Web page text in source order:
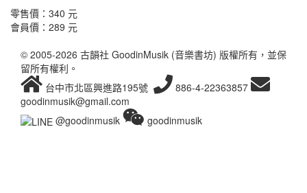
零售價： 340 元
會員價： 289 元
© 2005-2026 古韻社 GoodinMusik (音樂書坊) 版權所有，並保
留所有權利。
台中市北區興進路195號
886-4-22363857
goodinmusik@gmail.com
@goodinmusik
goodinmusik